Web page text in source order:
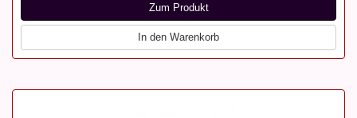
Zum Produkt
In den Warenkorb